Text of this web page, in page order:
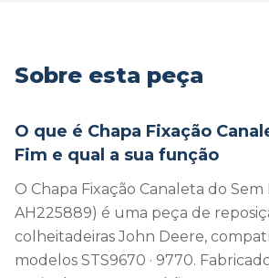
Sobre esta peça
O que é Chapa Fixação
Fim e qual a sua função
O Chapa Fixação Canaleta do Sem
AH225889) é uma peça de
colheitadeiras John Deere,
modelos STS9670 · 9770.